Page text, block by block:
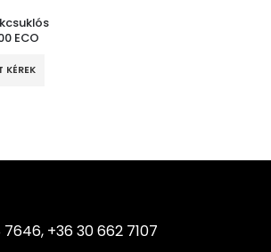
ECO
KÉREK
+36 30 662 7107